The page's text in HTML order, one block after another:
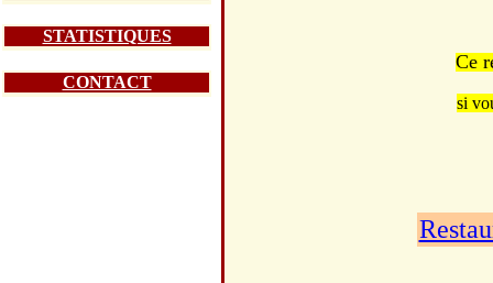
STATISTIQUES
CONTACT
Ce
si